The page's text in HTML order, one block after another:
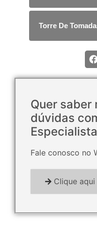
Torre De
Quer saber
dúvidas
Fale conosco no
Clique aqui